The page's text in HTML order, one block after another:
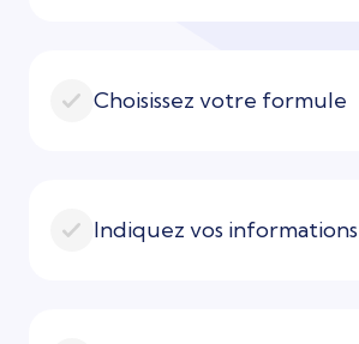
Choisissez votre formule
Indiquez vos informations